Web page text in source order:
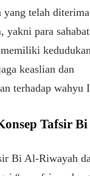
yang telah diterima
yakni para sahabat
memiliki
keaslian dan
terhadap wahyu
Tafsir
Bi Al-Riwayah